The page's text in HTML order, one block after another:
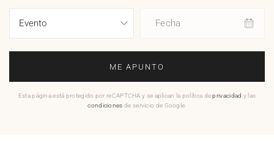
Fecha
ME APUNTO
Esta página está protegido por reCAPTCHA y se aplican la política deprivacidad y las
condiciones de servicio de Google.